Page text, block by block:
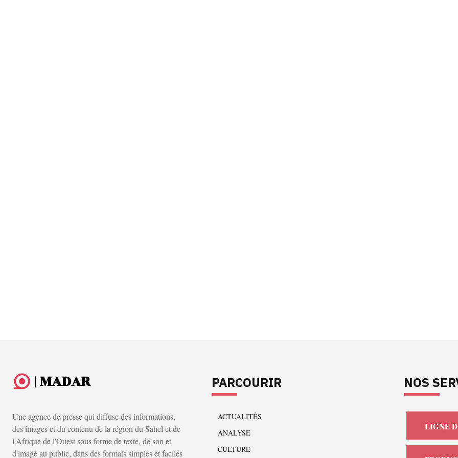
| MADAR
Une agence de presse qui diffuse des informations,
des images et du contenu de la région du Sahel et de
l'Afrique de l'Ouest sous forme de texte, de son et
d'image au public, dans des formats simples et faciles
PARCOURIR
ACTUALITÉS
ANALYSE
CULTURE
NOS
LIGNE